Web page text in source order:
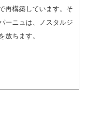
再構築しています。そ
ーニュは、ノスタルジ
放ちます。